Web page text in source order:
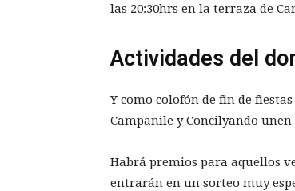
las 20:30hrs en la terraza de
Actividades del
Y como colofón de fin de
Campanile y Concilyando
Habrá premios para aquellos
entrarán en un sorteo muy